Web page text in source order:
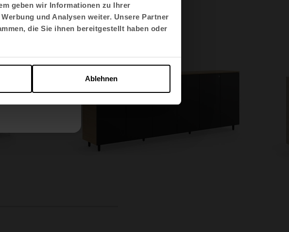
geben wir Informationen zu Ihrer
und Analysen weiter. Unsere Partner
die Sie ihnen bereitgestellt haben oder
Ablehnen